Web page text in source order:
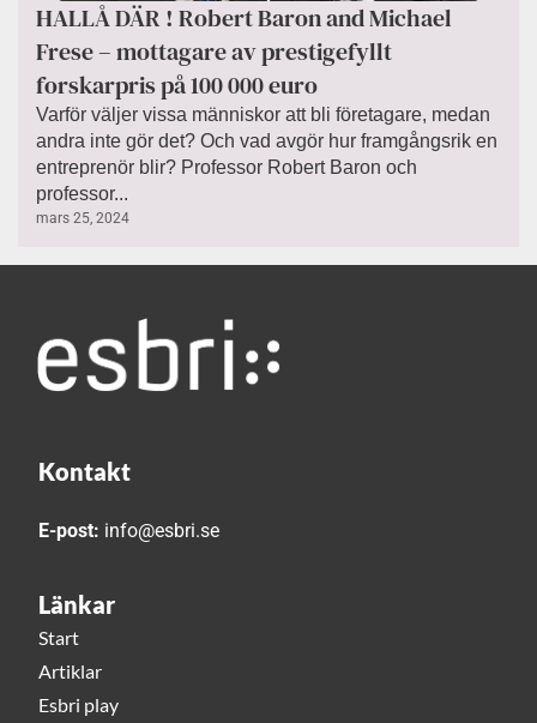
HALLÅ DÄR ! Robert Baron and Michael
Frese – mottagare av prestigefyllt
forskarpris på 100 000 euro
Varför väljer vissa människor att bli företagare, medan
andra inte gör det? Och vad avgör hur framgångsrik en
entreprenör blir? Professor Robert Baron och
professor...
mars 25, 2024
Kontakt
E-post: info@esbri.se
Länkar
Start
Artiklar
Esbri play